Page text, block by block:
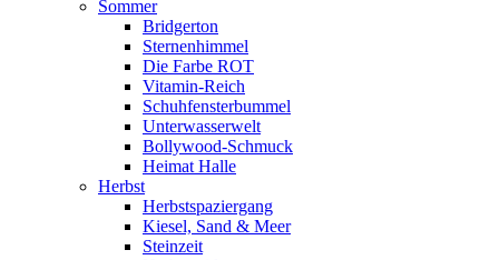
Sommer
Bridgerton
Sternenhimmel
Die Farbe ROT
Vitamin-Reich
Schuhfensterbummel
Unterwasserwelt
Bollywood-Schmuck
Heimat Halle
Herbst
Herbstspaziergang
Kiesel, Sand & Meer
Steinzeit